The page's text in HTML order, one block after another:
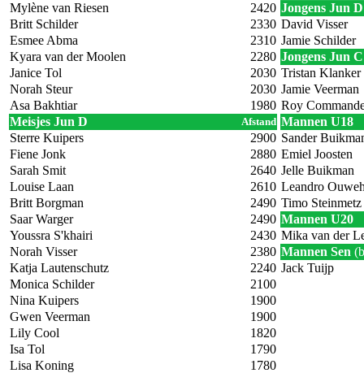
Mylène van Riesen
2420
Britt Schilder
2330
Esmee Abma
2310
Kyara van der Moolen
2280
Janice Tol
2030
Norah Steur
2030
Asa Bakhtiar
1980
Meisjes Jun D
Afstand
Sterre Kuipers
2900
Fiene Jonk
2880
Sarah Smit
2640
Louise Laan
2610
Britt Borgman
2490
Saar Warger
2490
Youssra S'khairi
2430
Norah Visser
2380
Katja Lautenschutz
2240
Monica Schilder
2100
Nina Kuipers
1900
Gwen Veerman
1900
Lily Cool
1820
Isa Tol
1790
Lisa Koning
1780
Jongens Jun D
David Visser
Jamie Schilder
Jongens Jun C
Tristan Klanker
Jamie Veerman
Roy
Mannen U18
Sander
Emiel Joosten
Jelle Buikman
Leandro
Timo Steinmetz
Mannen U20
Mika van der
Mannen Sen
Jack Tuijp